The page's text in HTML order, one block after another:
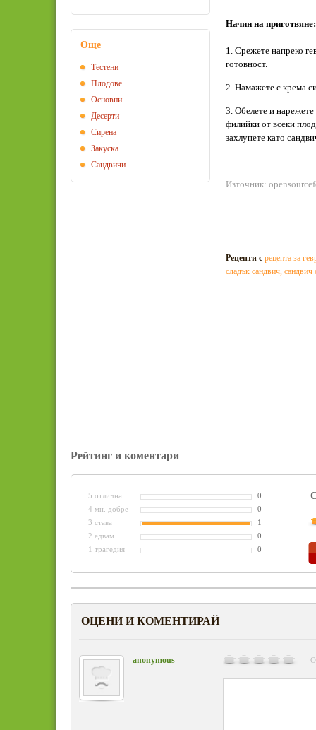
Начин на приготвяне:
1. Срежете напреко
готовност.
2. Намажете с крема
3. Обелете и
филийки от всеки
захлупете като
Източник:
Рецепти с рецепта за
сладък сандвич, сандвич
Още
Тестени
Плодове
Основни
Десерти
Сирена
Закуска
Сандвичи
Рейтинг и коментари
5 отлична
0
4 мн. добре
0
3 става
1
2 едвам
0
1 трагедия
0
ОЦЕНИ И КОМЕНТИРАЙ
anonymous